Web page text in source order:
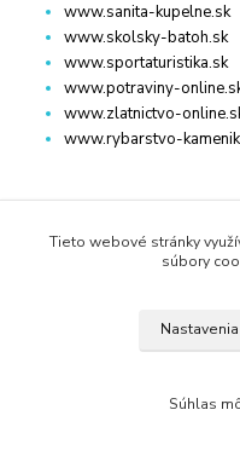
www.sanita-kupelne.sk
www.skolsky-batoh.sk
www.sportaturistika.sk
www.potraviny-
www.zlatnictvo-
www.rybarstvo-
www.najvypredaj.sk
www.topvypredaj.sk
www.proti-skodcom.sk
Tieto webové stránky
súbory
Nastavenia
Súhlas